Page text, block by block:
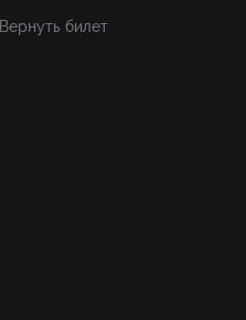
Вернуть билет